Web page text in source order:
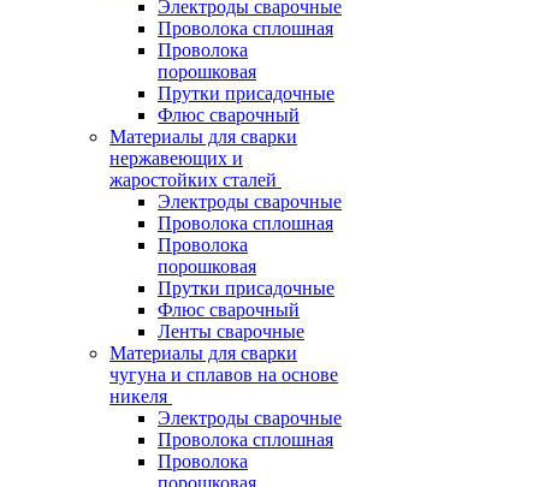
Электроды сварочные
Проволока сплошная
Проволока
порошковая
Прутки присадочные
Флюс сварочный
Материалы для сварки
нержавеющих и
жаростойких сталей
Электроды сварочные
Проволока сплошная
Проволока
порошковая
Прутки присадочные
Флюс сварочный
Ленты сварочные
Материалы для сварки
чугуна и сплавов на основе
никеля
Электроды сварочные
Проволока сплошная
Проволока
порошковая